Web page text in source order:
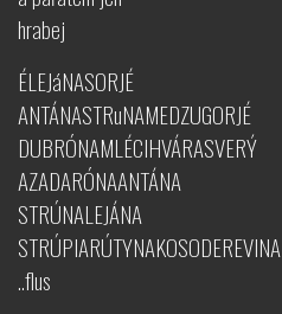
hrabej
ÉLEJáNASORJÉ
ANTÁNASTRuNAMEDZUGORJÉ
DUBRÓNAMLÉCIHVÁRASVERÝ
AZADARÓNAANTÁNA
STRÚNALEJÁNA
STRÚPIARÚTYNAKOSODEREVINA
..flus